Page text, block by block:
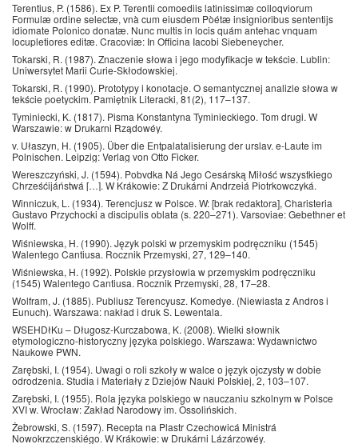
Terentius, P. (1586). Ex P. Terentii comoediis latinissimæ colloqviorum
Formulæ ordine selectæ, vnà cum eiusdem Pòétæ insignioribus sententijs
idiomate Polonico donatæ. Nunc multis in locis quám antehac vnquam
locupletiores editæ. Cracoviæ: In Officina Iacobi Siebeneycher.
Tokarski, R. (1987). Znaczenie słowa i jego modyfikacje w tekście. Lublin:
Uniwersytet Marii Curie-Skłodowskiej.
Tokarski, R. (1990). Prototypy i konotacje. O semantycznej analizie słowa w
tekście poetyckim. Pamiętnik Literacki, 81(2), 117–137.
Tyminiecki, K. (1817). Pisma Konstantyna Tyminieckiego. Tom drugi. W
Warszawie: w Drukarni Rządowéy.
v. Ułaszyn, H. (1905). Über die Entpalatalisierung der urslav. e-Laute im
Polnischen. Leipzig: Verlag von Otto Ficker.
Wereszczyński, J. (1594). Pobvdka Ná Jego Cesárską Miłość wszystkiego
Chrześćijáństwá […]. W Krákowie: Z Drukárni Andrzeiá Piotrkowczyká.
Winniczuk, L. (1934). Terencjusz w Polsce. W: [brak redaktora], Charisteria
Gustavo Przychocki a discipulis oblata (s. 220–271). Varsoviae: Gebethner et
Wolff.
Wiśniewska, H. (1990). Język polski w przemyskim podręczniku (1545)
Walentego Cantiusa. Rocznik Przemyski, 27, 129–140.
Wiśniewska, H. (1992). Polskie przysłowia w przemyskim podręczniku
(1545) Walentego Cantiusa. Rocznik Przemyski, 28, 17–28.
Wolfram, J. (1885). Publiusz Terencyusz. Komedye. (Niewiasta z Andros i
Eunuch). Warszawa: nakład i druk S. Lewentala.
WSEHDłKu – Długosz-Kurczabowa, K. (2008). Wielki słownik
etymologiczno-historyczny języka polskiego. Warszawa: Wydawnictwo
Naukowe PWN.
Zarębski, I. (1954). Uwagi o roli szkoły w walce o język ojczysty w dobie
odrodzenia. Studia i Materiały z Dziejów Nauki Polskiej, 2, 103–107.
Zarębski, I. (1955). Rola języka polskiego w nauczaniu szkolnym w Polsce
XVI w. Wrocław: Zakład Narodowy im. Ossolińskich.
Żebrowski, S. (1597). Recepta na Plastr Czechowicá Ministrá
Nowokrzczenskiégo. W Krákowie: w Drukárni Lázárzowéy.